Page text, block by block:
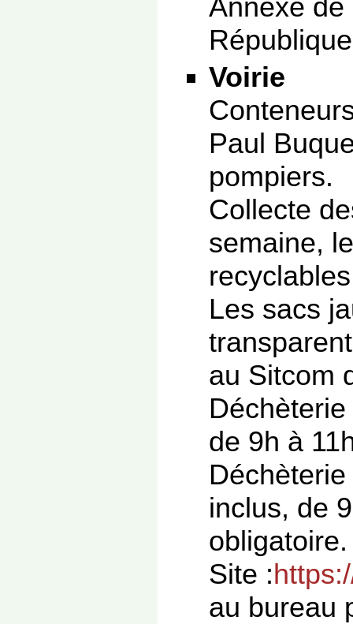
Annexe
Voirie
Paul
pompiers.
Collecte
semaine,
Les sacs
au Sitcom
de 9h à
inclus, de
obligatoire.
Site :
au bureau